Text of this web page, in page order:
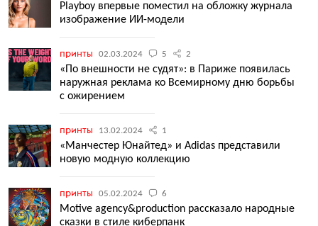
Playboy впервые поместил на обложку журнала
изображение ИИ-модели
принты 02.03.2024 5 2
«По внешности не судят»: в Париже появилась
наружная реклама ко Всемирному дню борьбы
с ожирением
принты 13.02.2024 1
«Манчестер Юнайтед» и Adidas представили
новую модную коллекцию
принты 05.02.2024 6
Motive agency&production рассказало народные
сказки в стиле киберпанк